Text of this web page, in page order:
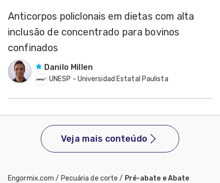
Anticorpos policlonais em dietas com alta
inclusão de concentrado para bovinos
confinados
Danilo Millen
UNESP - Universidad Estatal Paulista
Veja mais conteúdo
Engormix.com / Pecuária de corte / Pré-abate e Abate